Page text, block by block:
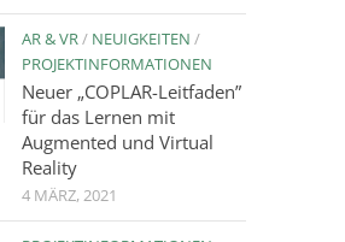
AR & VR/ NEUIGKEITEN /
PROJEKTINFORMATIONEN
Neuer „COPLAR-Leitfaden”
für das Lernen mit
Augmented und Virtual
Reality
4 MÄRZ, 2021